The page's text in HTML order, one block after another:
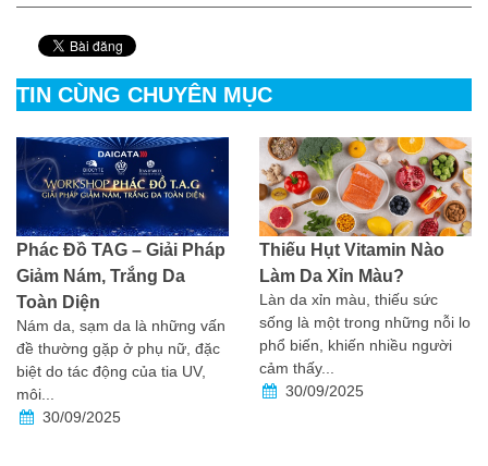
TIN CÙNG CHUYÊN MỤC
Phác Đồ TAG – Giải Pháp
Giảm Nám, Trắng Da
Toàn Diện
Nám da, sạm da là những vấn
đề thường gặp ở phụ nữ, đặc
biệt do tác động của tia UV,
môi...
30/09/2025
Thiếu Hụt Vitamin Nào
Làm Da Xỉn Màu?
Làn da xỉn màu, thiếu sức
sống là một trong những nỗi lo
phổ biến, khiến nhiều người
cảm thấy...
30/09/2025